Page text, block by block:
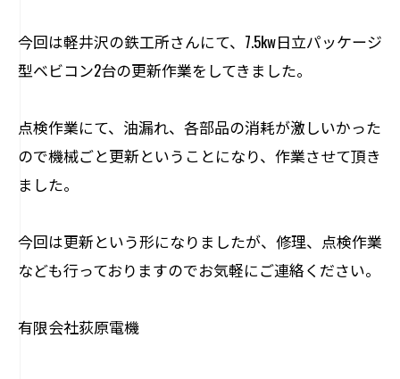
今回は軽井沢の鉄工所さんにて、7.5kw日立パッケージ
型ベビコン2台の更新作業をしてきました。
点検作業にて、油漏れ、各部品の消耗が激しいかった
ので機械ごと更新ということになり、作業させて頂き
ました。
今回は更新という形になりましたが、修理、点検作業
なども行っておりますのでお気軽にご連絡ください。
有限会社荻原電機